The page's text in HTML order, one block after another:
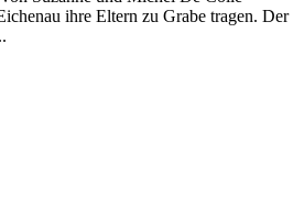
ihre Eltern zu Grabe tragen. Der